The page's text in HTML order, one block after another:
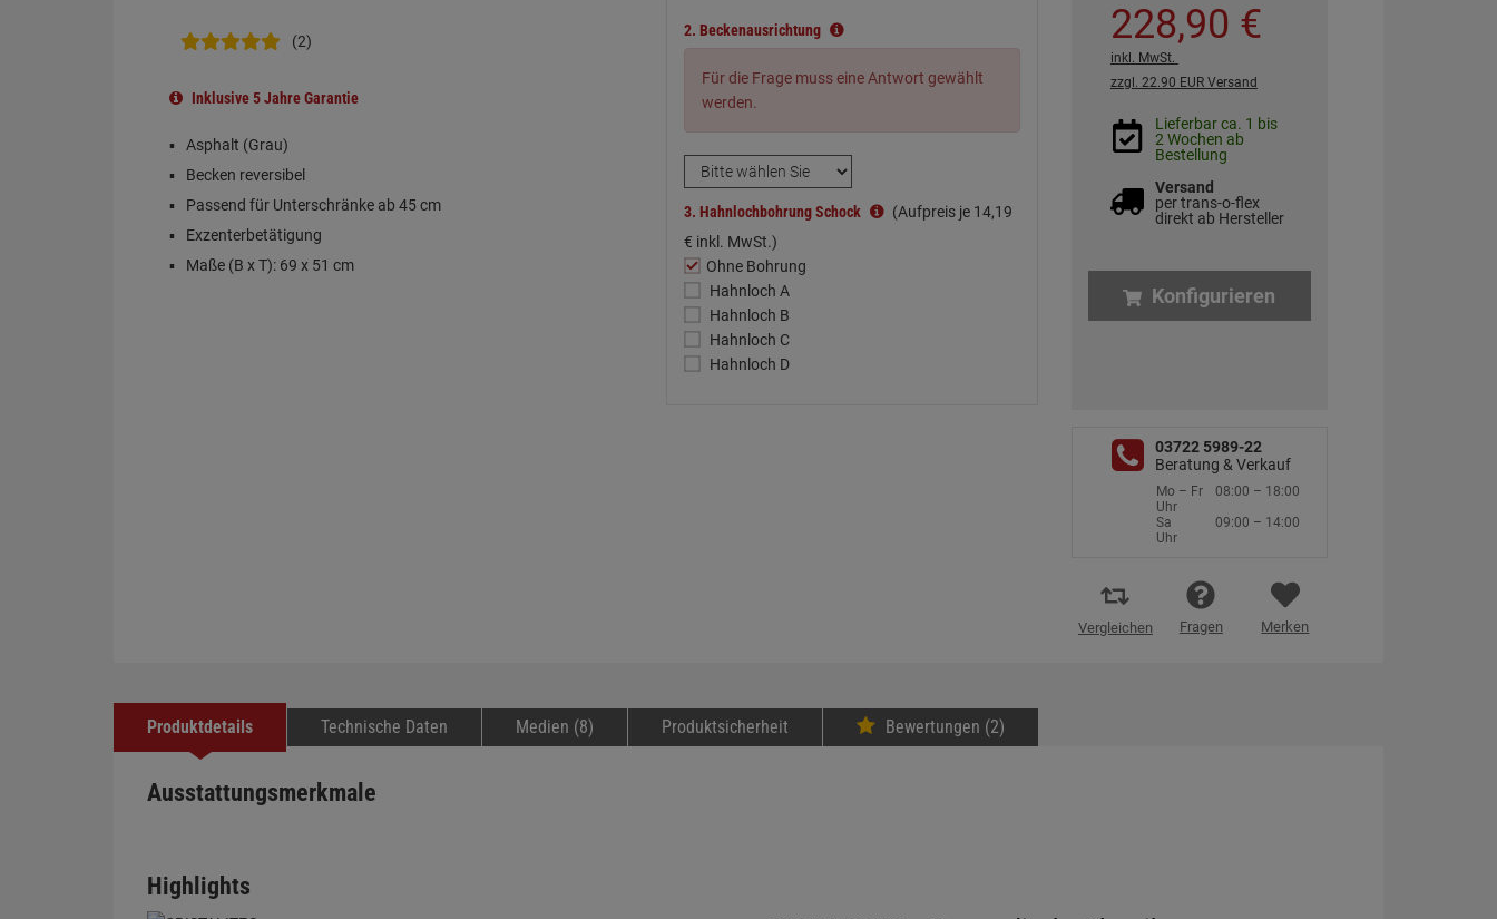
(2)
Inklusive 5 Jahre Garantie
Asphalt (Grau)
Becken reversibel
Passend für Unterschränke ab 45 cm
Exzenterbetätigung
Maße (B x T): 69 x 51 cm
2. Beckenausrichtung
Für die Frage muss eine Antwort gewählt
werden.
3. Hahnlochbohrung Schock (Aufpreis je 14,19
€ inkl. MwSt.)
Ohne Bohrung
Hahnloch A
Hahnloch B
Hahnloch C
Hahnloch D
228,90 €
inkl. MwSt.
zzgl. 22.90 EUR Versand
Lieferbar ca. 1 bis
2 Wochen ab
Bestellung
Versand
per trans-o-flex
direkt ab Hersteller
Konfigurieren
03722 5989-22
Beratung & Verkauf
Mo – Fr
08:00 – 18:00
Uhr
Sa
09:00 – 14:00
Uhr
Vergleichen Fragen Merken
Produktdetails Technische Daten Medien (8) Produktsicherheit Bewertungen (2)
Ausstattungsmerkmale
Highlights